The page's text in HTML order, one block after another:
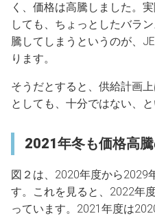
く、価格は高騰しました。
しても、ちょっとしたバラ
騰してしまうというのが、
ります。
そうだとすると、供給計画
としても、十分ではない、
2021年冬も価格高
図２は、2020年度から2029
す。これを見ると、2022年
っています。2021年度は